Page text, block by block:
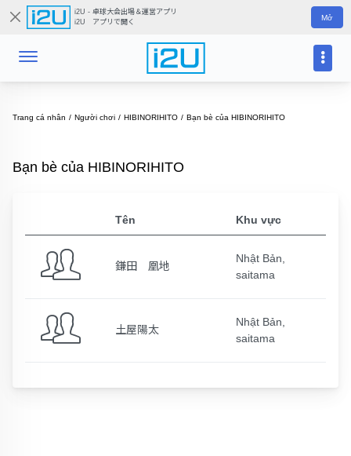
i2U - 卓球大会出場＆運営アプリ
i2U アプリで開く
Mở
Trang cá nhân Người chơi HIBINORIHITO Bạn bè của HIBINORIHITO
Bạn bè của HIBINORIHITO
Tên Khu vực
鎌田 凰地
Nhật Bản,
saitama
土屋陽太
Nhật Bản,
saitama